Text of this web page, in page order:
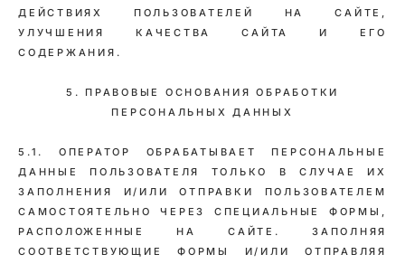
ДЕЙСТВИЯХ ПОЛЬЗОВАТЕЛЕЙ НА САЙТЕ,
УЛУЧШЕНИЯ КАЧЕСТВА САЙТА И ЕГО
СОДЕРЖАНИЯ.
5. ПРАВОВЫЕ ОСНОВАНИЯ ОБРАБОТКИ
ПЕРСОНАЛЬНЫХ ДАННЫХ
5.1. ОПЕРАТОР ОБРАБАТЫВАЕТ ПЕРСОНАЛЬНЫЕ
ДАННЫЕ ПОЛЬЗОВАТЕЛЯ ТОЛЬКО В СЛУЧАЕ ИХ
ЗАПОЛНЕНИЯ И/ИЛИ ОТПРАВКИ ПОЛЬЗОВАТЕЛЕМ
САМОСТОЯТЕЛЬНО ЧЕРЕЗ СПЕЦИАЛЬНЫЕ ФОРМЫ,
РАСПОЛОЖЕННЫЕ НА САЙТЕ. ЗАПОЛНЯЯ
СООТВЕТСТВУЮЩИЕ ФОРМЫ И/ИЛИ ОТПРАВЛЯЯ